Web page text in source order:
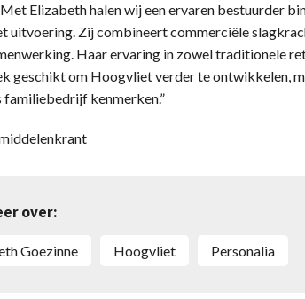
Elizabeth halen wij een ervaren bestuurder
uitvoering. Zij combineert commerciële
Haar ervaring in zowel traditionele
geschikt om Hoogvliet verder te ontwikkelen,
kenmerken.”
over:
Goezinne Hoogvliet Personalia